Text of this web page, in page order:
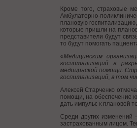
Кроме того, страховые
Амбулаторно-
плановую
которые пришли на
представители будут
то будут помогать
«Медицинским
госпитализаций в
медицинской помощи.
госпитализаций, в том
Алексей Старченко
помощи, на обеспечение
дать импульс к плановой
Среди других изменений
застрахованным лицом.